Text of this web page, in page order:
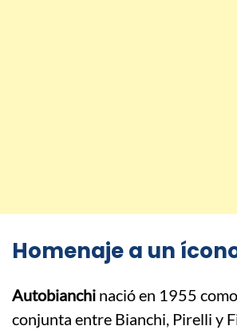
Homenaje a un
Autobianchi nació en 1955
conjunta entre Bianchi, Pirelli y